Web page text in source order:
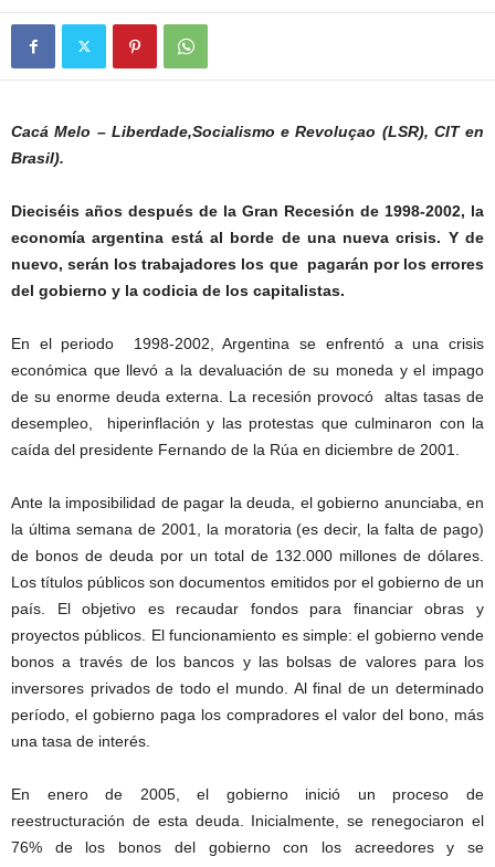
Cacá Melo – Liberdade,Socialismo e Revoluçao (LSR), CIT en
Brasil).
Dieciséis años después de la Gran Recesión de 1998-2002, la
economía argentina está al borde de una nueva crisis. Y de
nuevo, serán los trabajadores los que pagarán por los errores
del gobierno y la codicia de los capitalistas.
En el periodo 1998-2002, Argentina se enfrentó a una crisis
económica que llevó a la devaluación de su moneda y el impago
de su enorme deuda externa. La recesión provocó altas tasas de
desempleo, hiperinflación y las protestas que culminaron con la
caída del presidente Fernando de la Rúa en diciembre de 2001.
Ante la imposibilidad de pagar la deuda, el gobierno anunciaba, en
la última semana de 2001, la moratoria (es decir, la falta de pago)
de bonos de deuda por un total de 132.000 millones de dólares.
Los títulos públicos son documentos emitidos por el gobierno de un
país. El objetivo es recaudar fondos para financiar obras y
proyectos públicos. El funcionamiento es simple: el gobierno vende
bonos a través de los bancos y las bolsas de valores para los
inversores privados de todo el mundo. Al final de un determinado
período, el gobierno paga los compradores el valor del bono, más
una tasa de interés.
En enero de 2005, el gobierno inició un proceso de
reestructuración de esta deuda. Inicialmente, se renegociaron el
76% de los bonos del gobierno con los acreedores y se